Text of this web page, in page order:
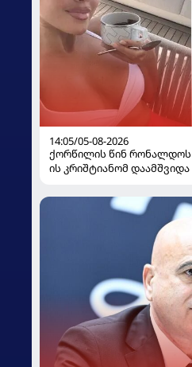
14:05/05-08-2026
ქორწილის წინ
ის კრიშტიანომ